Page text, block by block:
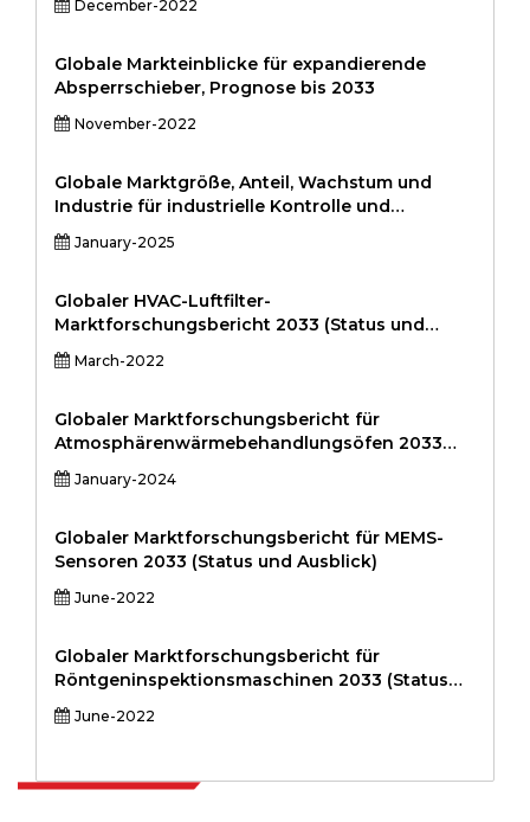
Intelligence, Comprehensive Analysis, Historical
December-2022
Globale Markteinblicke für expandierende
Absperrschieber, Prognose bis 2033
November-2022
Globale Marktgröße, Anteil, Wachstum und
Industrie für industrielle Kontrolle und
Fabrikautomatisierung nach Komponenten
(Hardware, Software, Dienstleistungen), nach
Roboter), durch Endbenutzer (Automobile,
Fertigung, Energie und Dienstprogramme,
Chemikalien, Aerospace & Defense) und
regionale Analyse, 2024-20313131313131313131
January-2025
Globaler HVAC-Luftfilter-
Marktforschungsbericht 2033 (Status und
Ausblick)
March-2022
Globaler Marktforschungsbericht für
Atmosphärenwärmebehandlungsöfen 2033
(Status und Ausblick)
January-2024
Globaler Marktforschungsbericht für MEMS-
Sensoren 2033 (Status und Ausblick)
June-2022
Globaler Marktforschungsbericht für
Röntgeninspektionsmaschinen 2033 (Status
und Ausblick)
June-2022